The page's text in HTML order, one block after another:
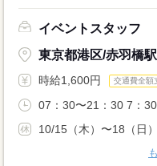
イベントスタッフ
東京都港区/赤羽橋駅
時給1,600円 交通費全額
07：30〜21：30 7：
10/15（木）〜18（日